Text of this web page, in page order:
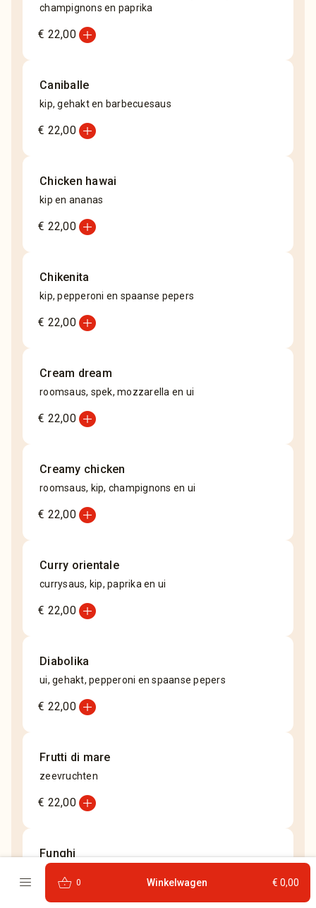
champignons en paprika
€ 22,00add_circle
Caniballe
kip, gehakt en barbecuesaus
€ 22,00add_circle
Chicken hawai
kip en ananas
€ 22,00add_circle
Chikenita
kip, pepperoni en spaanse pepers
€ 22,00add_circle
Cream dream
roomsaus, spek, mozzarella en ui
€ 22,00add_circle
Creamy chicken
roomsaus, kip, champignons en ui
€ 22,00add_circle
Curry orientale
currysaus, kip, paprika en ui
€ 22,00add_circle
Diabolika
ui, gehakt, pepperoni en spaanse pepers
€ 22,00add_circle
Frutti di mare
zeevruchten
€ 22,00add_circle
Funghi
€ 22,00 add_circle
menu shopping_basket 0 Winkelwagen € 0,00